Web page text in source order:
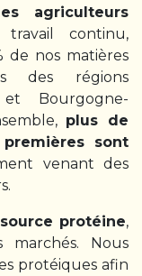
agriculteurs
continu,
de nos matières
des régions
et Bourgogne-
plus de
sont
venant des
protéine,
Nous
protéiques afin